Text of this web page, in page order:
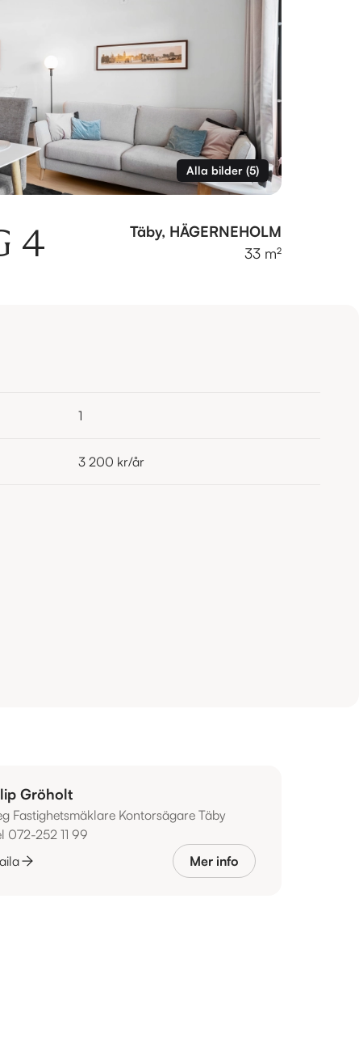
Alla bilder(5)
4
Täby, HÄGERNEHOLM
33 m²
1
3 200 kr/år
Gröholt
Fastighetsmäklare Kontorsägare Täby
072-252 11 99
Mer info